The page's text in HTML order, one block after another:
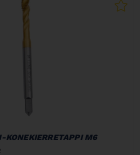
KONEKIERRETAPPI M6